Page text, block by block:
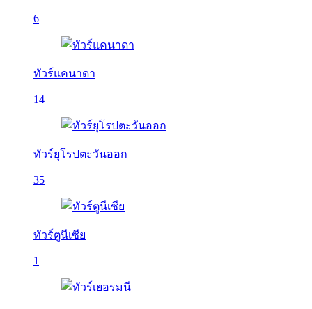
6
ทัวร์แคนาดา
14
ทัวร์ยุโรปตะวันออก
35
ทัวร์ตูนีเซีย
1